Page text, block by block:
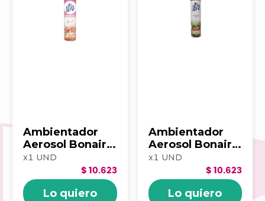
Ambientador
Aerosol Bonaire
400Ml Orquidea
De Los Andes
Floral
x1 UND
$ 10.623
Lo quiero
Ambientador
Aerosol Bonaire
400Ml Frutos
Rojos Mora
Silvestres
x1 UND
$ 10.623
Lo quiero